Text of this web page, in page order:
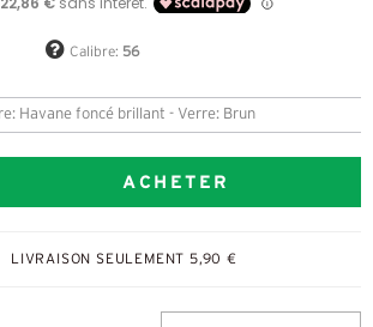
Calibre: 56
Havane foncé brillant - Verre: Brun
ACHETER
LIVRAISON SEULEMENT 5,90 €